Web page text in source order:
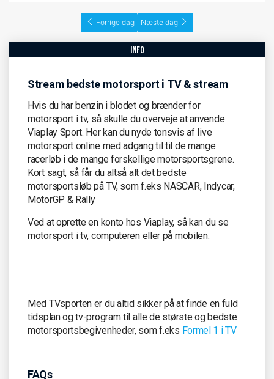
Forrige dag Næste dag
info
Stream bedste motorsport i TV & stream
Hvis du har benzin i blodet og brænder for
motorsport i tv, så skulle du overveje at anvende
Viaplay Sport. Her kan du nyde tonsvis af live
motorsport online med adgang til til de mange
racerløb i de mange forskellige motorsportsgrene.
Kort sagt, så får du altså alt det bedste
motorsportsløb på TV, som f.eks NASCAR, Indycar,
MotorGP & Rally
Ved at oprette en konto hos Viaplay, så kan du se
motorsport i tv, computeren eller på mobilen.
Med TVsporten er du altid sikker på at finde en fuld
tidsplan og tv-program til alle de største og bedste
motorsportsbegivenheder, som f.eks Formel 1 i TV
FAQs